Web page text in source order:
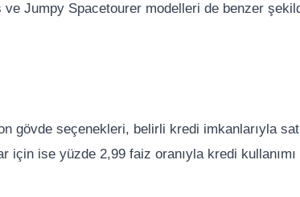
Jumpy Spacetourer modelleri de benzer
gövde seçenekleri, belirli kredi imkanlarıyla
için ise yüzde 2,99 faiz oranıyla kredi kullanımı